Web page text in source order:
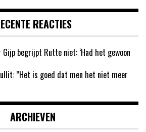
REACTIES
Gijp begrijpt Rutte niet: ‘Had het gewoon
”Het is goed dat men het niet meer
ARCHIEVEN